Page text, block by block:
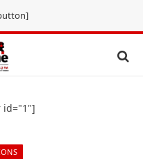
id="1"]